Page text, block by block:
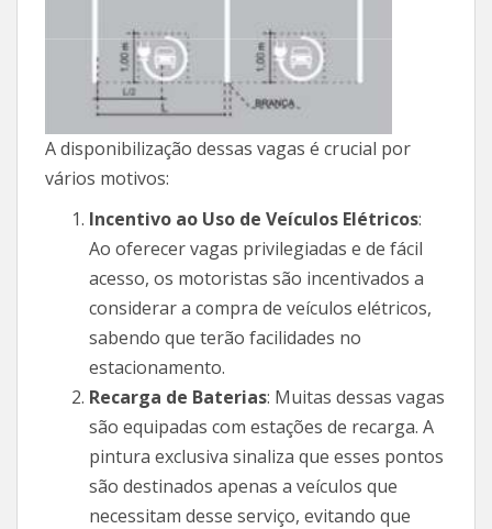
A disponibilização dessas vagas é crucial por
vários motivos:
Incentivo ao Uso de Veículos Elétricos:
Ao oferecer vagas privilegiadas e de fácil
acesso, os motoristas são incentivados a
considerar a compra de veículos elétricos,
sabendo que terão facilidades no
estacionamento.
Recarga de Baterias: Muitas dessas vagas
são equipadas com estações de recarga. A
pintura exclusiva sinaliza que esses pontos
são destinados apenas a veículos que
necessitam desse serviço, evitando que